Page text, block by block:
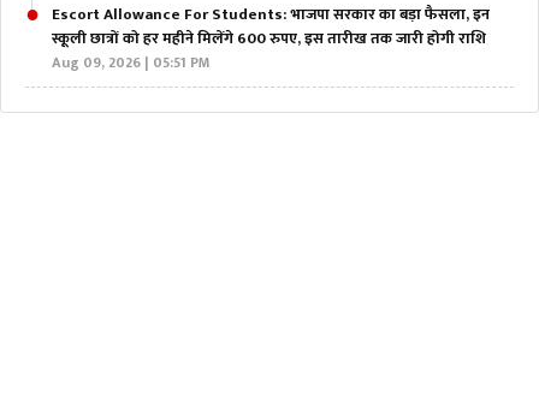
Escort Allowance For Students: भाजपा सरकार का बड़ा फैसला, इन
स्कूली छात्रों को हर महीने मिलेंगे 600 रुपए, इस तारीख तक जारी होगी राशि
Aug 09, 2026 | 05:51 PM